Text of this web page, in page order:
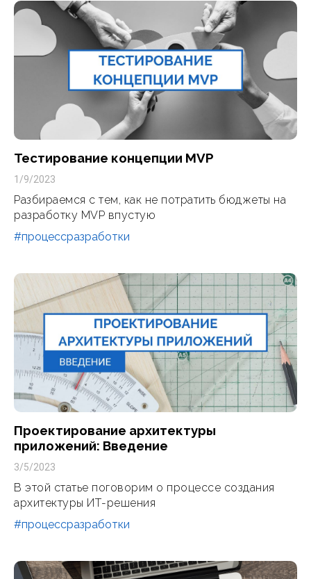
Тестирование концепции MVP
1/9/2023
Разбираемся с тем, как не потратить бюджеты на
разработку MVP впустую
#процессразработки
Проектирование архитектуры
приложений: Введение
3/5/2023
В этой статье поговорим о процессе создания
архитектуры ИТ-решения
#процессразработки